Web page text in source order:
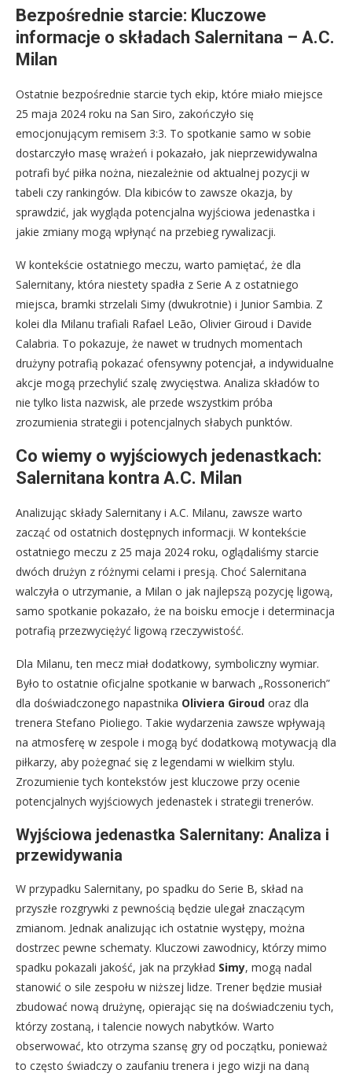
Bezpośrednie starcie: Kluczowe
informacje o składach Salernitana – A.C.
Milan
Ostatnie bezpośrednie starcie tych ekip, które miało miejsce
25 maja 2024 roku na San Siro, zakończyło się
emocjonującym remisem 3:3. To spotkanie samo w sobie
dostarczyło masę wrażeń i pokazało, jak nieprzewidywalna
potrafi być piłka nożna, niezależnie od aktualnej pozycji w
tabeli czy rankingów. Dla kibiców to zawsze okazja, by
sprawdzić, jak wygląda potencjalna wyjściowa jedenastka i
jakie zmiany mogą wpłynąć na przebieg rywalizacji.
W kontekście ostatniego meczu, warto pamiętać, że dla
Salernitany, która niestety spadła z Serie A z ostatniego
miejsca, bramki strzelali Simy (dwukrotnie) i Junior Sambia. Z
kolei dla Milanu trafiali Rafael Leão, Olivier Giroud i Davide
Calabria. To pokazuje, że nawet w trudnych momentach
drużyny potrafią pokazać ofensywny potencjał, a indywidualne
akcje mogą przechylić szalę zwycięstwa. Analiza składów to
nie tylko lista nazwisk, ale przede wszystkim próba
zrozumienia strategii i potencjalnych słabych punktów.
Co wiemy o wyjściowych jedenastkach:
Salernitana kontra A.C. Milan
Analizując składy Salernitany i A.C. Milanu, zawsze warto
zacząć od ostatnich dostępnych informacji. W kontekście
ostatniego meczu z 25 maja 2024 roku, oglądaliśmy starcie
dwóch drużyn z różnymi celami i presją. Choć Salernitana
walczyła o utrzymanie, a Milan o jak najlepszą pozycję ligową,
samo spotkanie pokazało, że na boisku emocje i determinacja
potrafią przezwyciężyć ligową rzeczywistość.
Dla Milanu, ten mecz miał dodatkowy, symboliczny wymiar.
Było to ostatnie oficjalne spotkanie w barwach „Rossonerich”
dla doświadczonego napastnika Oliviera Giroud oraz dla
trenera Stefano Pioliego. Takie wydarzenia zawsze wpływają
na atmosferę w zespole i mogą być dodatkową motywacją dla
piłkarzy, aby pożegnać się z legendami w wielkim stylu.
Zrozumienie tych kontekstów jest kluczowe przy ocenie
potencjalnych wyjściowych jedenastek i strategii trenerów.
Wyjściowa jedenastka Salernitany: Analiza i
przewidywania
W przypadku Salernitany, po spadku do Serie B, skład na
przyszłe rozgrywki z pewnością będzie ulegał znaczącym
zmianom. Jednak analizując ich ostatnie występy, można
dostrzec pewne schematy. Kluczowi zawodnicy, którzy mimo
spadku pokazali jakość, jak na przykład Simy, mogą nadal
stanowić o sile zespołu w niższej lidze. Trener będzie musiał
zbudować nową drużynę, opierając się na doświadczeniu tych,
którzy zostaną, i talencie nowych nabytków. Warto
obserwować, kto otrzyma szansę gry od początku, ponieważ
to często świadczy o zaufaniu trenera i jego wizji na daną